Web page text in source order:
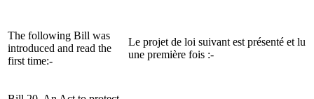
The following Bill was
introduced and read the
first time:-
Le projet de loi suivant est présenté et lu
une première fois :-